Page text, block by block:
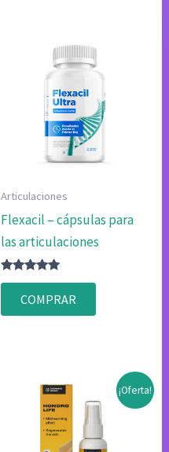
Articulaciones
Flexacil – cápsulas para
las articulaciones
Valorado
4.83
de 5
COMPRAR
¡Oferta!